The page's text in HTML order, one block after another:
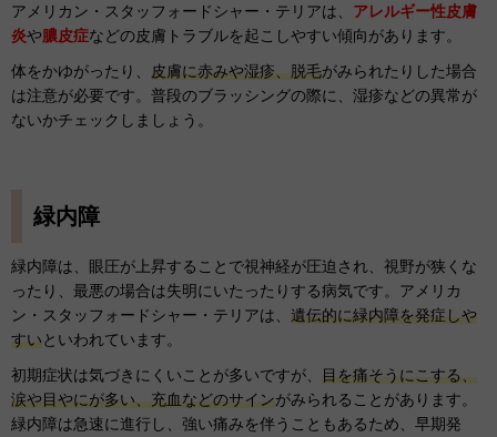
アメリカン・スタッフォードシャー・テリアは、 アレルギー性皮膚
炎や膿皮症などの皮膚トラブルを起こしやすい傾向があります。
体をかゆがったり、 皮膚に赤みや湿疹、脱毛がみられたりした場合
は注意が必要です。普段のブラッシングの際に、湿疹などの異常が
ないかチェックしましょう。
緑内障
緑内障は、眼圧が上昇することで視神経が圧迫され、視野が狭くな
ったり、最悪の場合は失明にいたったりする病気です。アメリカ
ン・スタッフォードシャー・テリアは、 遺伝的に緑内障を発症しや
すいといわれています。
初期症状は気づきにくいことが多いですが、 目を痛そうにこする、
涙や目やにが多い、充血などのサインがみられることがあります。
緑内障は急速に進行し、強い痛みを伴うこともあるため、早期発